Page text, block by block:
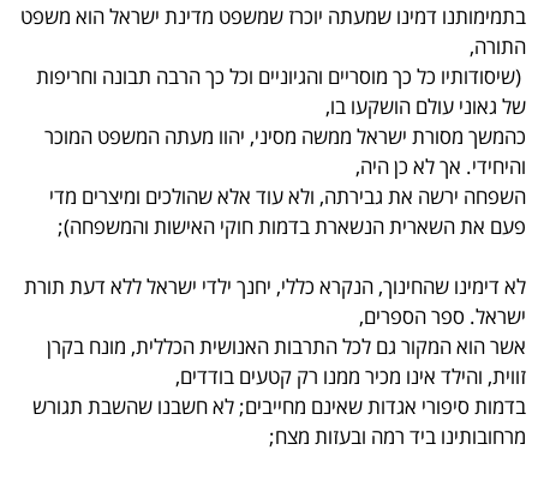
בתמימותנו דמינו שמעתה יוכרז שמשפט מדינת ישראל הוא משפט
התורה,
(שיסודותיו כל כך מוסריים והגיוניים וכל כך הרבה תבונה וחריפות
של גאוני עולם הושקעו בו,
כהמשך מסורת ישראל ממשה מסיני, יהוו מעתה המשפט המוכר
והיחידי. אך לא כן היה,
השפחה ירשה את גבירתה, ולא עוד אלא שהולכים ומיצרים מדי
פעם את השארית הנשארת בדמות חוקי האישות והמשפחה);
לא דימינו שהחינוך, הנקרא כללי, יחנך ילדי ישראל ללא דעת תורת
ישראל. ספר הספרים,
אשר הוא המקור גם לכל התרבות האנושית הכללית, מונח בקרן
זווית, והילד אינו מכיר ממנו רק קטעים בודדים,
בדמות סיפורי אגדות שאינם מחייבים; לא חשבנו שהשבת תגורש
מרחובותינו ביד רמה ובעזות מצח;